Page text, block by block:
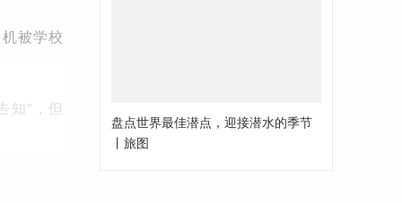
被学校
知”，但
盘点世界最佳潜点，迎接潜水的季节
丨旅图